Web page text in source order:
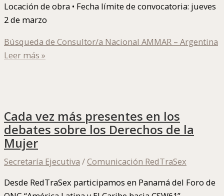
Locación de obra • Fecha límite de convocatoria: jueves
2 de marzo
Búsqueda de Consultor/a Nacional AMMAR – Argentina
Leer más »
Cada vez más presentes en los
debates sobre los Derechos de la
Mujer
Secretaría Ejecutiva /Comunicación RedTraSex
Desde RedTraSex participamos en Panamá del Foro de